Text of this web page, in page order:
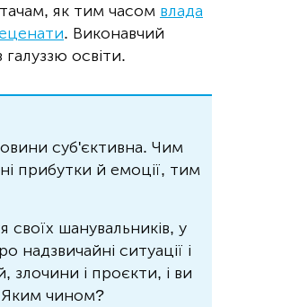
як тим часом влада
. Виконавчий
освіти.
суб'єктивна. Чим
прибутки й емоції, тим
шанувальників, у
ситуації і
злочини і проєкти, і ви
чином?